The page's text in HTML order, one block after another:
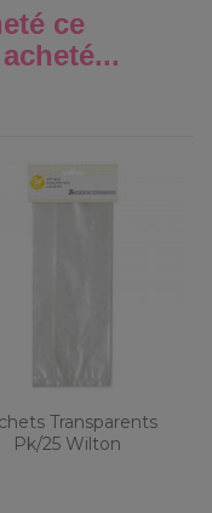
ce
Transparents
Pk/25 Wilton